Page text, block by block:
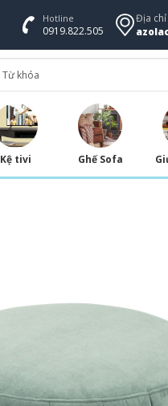
Hotline
0919.822.505
Địa chỉ
Kệ tivi Ghế Sofa